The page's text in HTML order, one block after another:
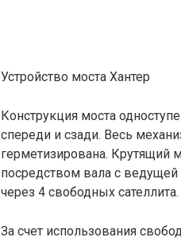
Устройство моста Хантер
Конструкция моста
спереди и сзади. Весь
герметизирована. Крутящий
посредством вала с
через 4 свободных сателлита.
За счет использования